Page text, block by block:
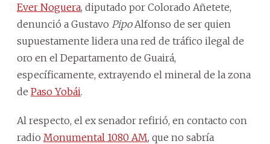
Ever Noguera, diputado por Colorado Añetete,
denunció a Gustavo PipoAlfonso de ser quien
supuestamente lidera una red de tráfico ilegal de
oro en el Departamento de Guairá,
específicamente, extrayendo el mineral de la zona
de Paso Yobái.
Al respecto, el ex senador refirió, en contacto con
radio Monumental 1080 AM, que no sabría